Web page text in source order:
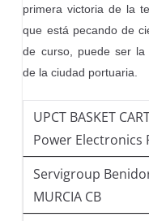
primera victoria de la
que está pecando de
de curso, puede ser la
de la ciudad portuaria.
UPCT BASKET
Power Electronics
Servigroup
MURCIA CB